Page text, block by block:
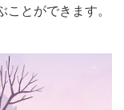
とができます。